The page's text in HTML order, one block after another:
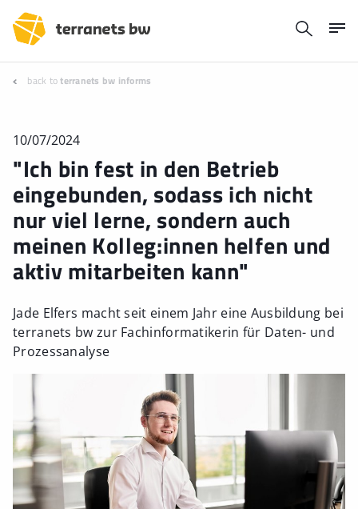
back toterranets bw informs
10/07/2024
"Ich bin fest in den Betrieb
eingebunden, sodass ich nicht
nur viel lerne, sondern auch
meinen Kolleg:innen helfen und
aktiv mitarbeiten kann"
Jade Elfers macht seit einem Jahr eine Ausbildung bei
terranets bw zur Fachinformatikerin für Daten- und
Prozessanalyse